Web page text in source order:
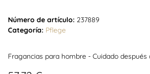
Número de artículo: 237889
Categoría: Pflege
Fragancias para hombre - Cuidado después